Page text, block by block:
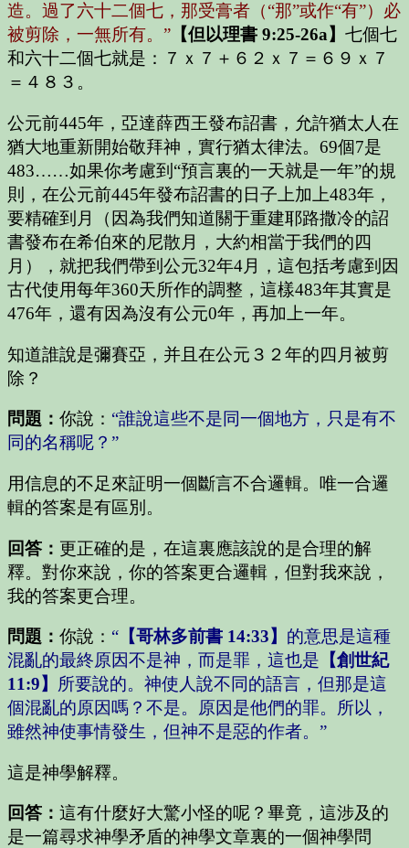
造。過了六十二個七，那受膏者（“那”或作“有”）必
被剪除，一無所有。” 【但以理書 9:25-26a】 七個七
和六十二個七就是：７ｘ７＋６２ｘ７＝６９ｘ７
＝４８３。
公元前445年，亞達薛西王發布詔書，允許猶太人在
猶大地重新開始敬拜神，實行猶太律法。69個7是
483……如果你考慮到“預言裏的一天就是一年”的規
則，在公元前445年發布詔書的日子上加上483年，
要精確到月（因為我們知道關于重建耶路撒冷的詔
書發布在希伯來的尼散月，大約相當于我們的四
月），就把我們帶到公元32年4月，這包括考慮到因
古代使用每年360天所作的調整，這樣483年其實是
476年，還有因為沒有公元0年，再加上一年。
知道誰說是彌賽亞，并且在公元３２年的四月被剪
除？
問題： 你說： “誰說這些不是同一個地方，只是有不
同的名稱呢？”
用信息的不足來証明一個斷言不合邏輯。唯一合邏
輯的答案是有區別。
回答： 更正確的是，在這裏應該說的是合理的解
釋。對你來說，你的答案更合邏輯，但對我來說，
我的答案更合理。
問題： 你說： “ 【哥林多前書 14:33】 的意思是這種
混亂的最終原因不是神，而是罪，這也是 【創世紀
11:9】 所要說的。神使人說不同的語言，但那是這
個混亂的原因嗎？不是。原因是他們的罪。所以，
雖然神使事情發生，但神不是惡的作者。”
這是神學解釋。
回答： 這有什麼好大驚小怪的呢？畢竟，這涉及的
是一篇尋求神學矛盾的神學文章裏的一個神學問